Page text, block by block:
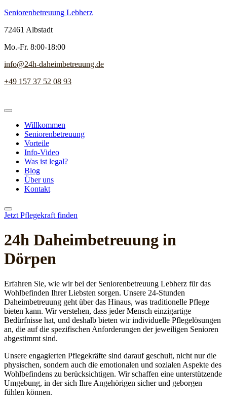
Seniorenbetreuung Lebherz
72461 Albstadt
Mo.-Fr. 8:00-18:00
info@24h-daheimbetreuung.de
+49 157 37 52 08 93
Willkommen
Seniorenbetreuung
Vorteile
Info-Video
Was ist legal?
Blog
Über uns
Kontakt
Jetzt Pflegekraft finden
24h Daheim­betreuung in
Dörpen
Erfahren Sie, wie wir bei der Seniorenbetreuung Lebherz für das
Wohlbefinden Ihrer Liebsten sorgen. Unsere 24-Stunden
Daheimbetreuung geht über das Hinaus, was traditionelle Pflege
bieten kann. Wir verstehen, dass jeder Mensch einzigartige
Bedürfnisse hat, und deshalb bieten wir individuelle Pflegelösungen
an, die auf die spezifischen Anforderungen der jeweiligen Senioren
abgestimmt sind.
Unsere engagierten Pflegekräfte sind darauf geschult, nicht nur die
physischen, sondern auch die emotionalen und sozialen Aspekte des
Wohlbefindens zu berücksichtigen. Wir schaffen eine unterstützende
Umgebung, in der sich Ihre Angehörigen sicher und geborgen
fühlen können.